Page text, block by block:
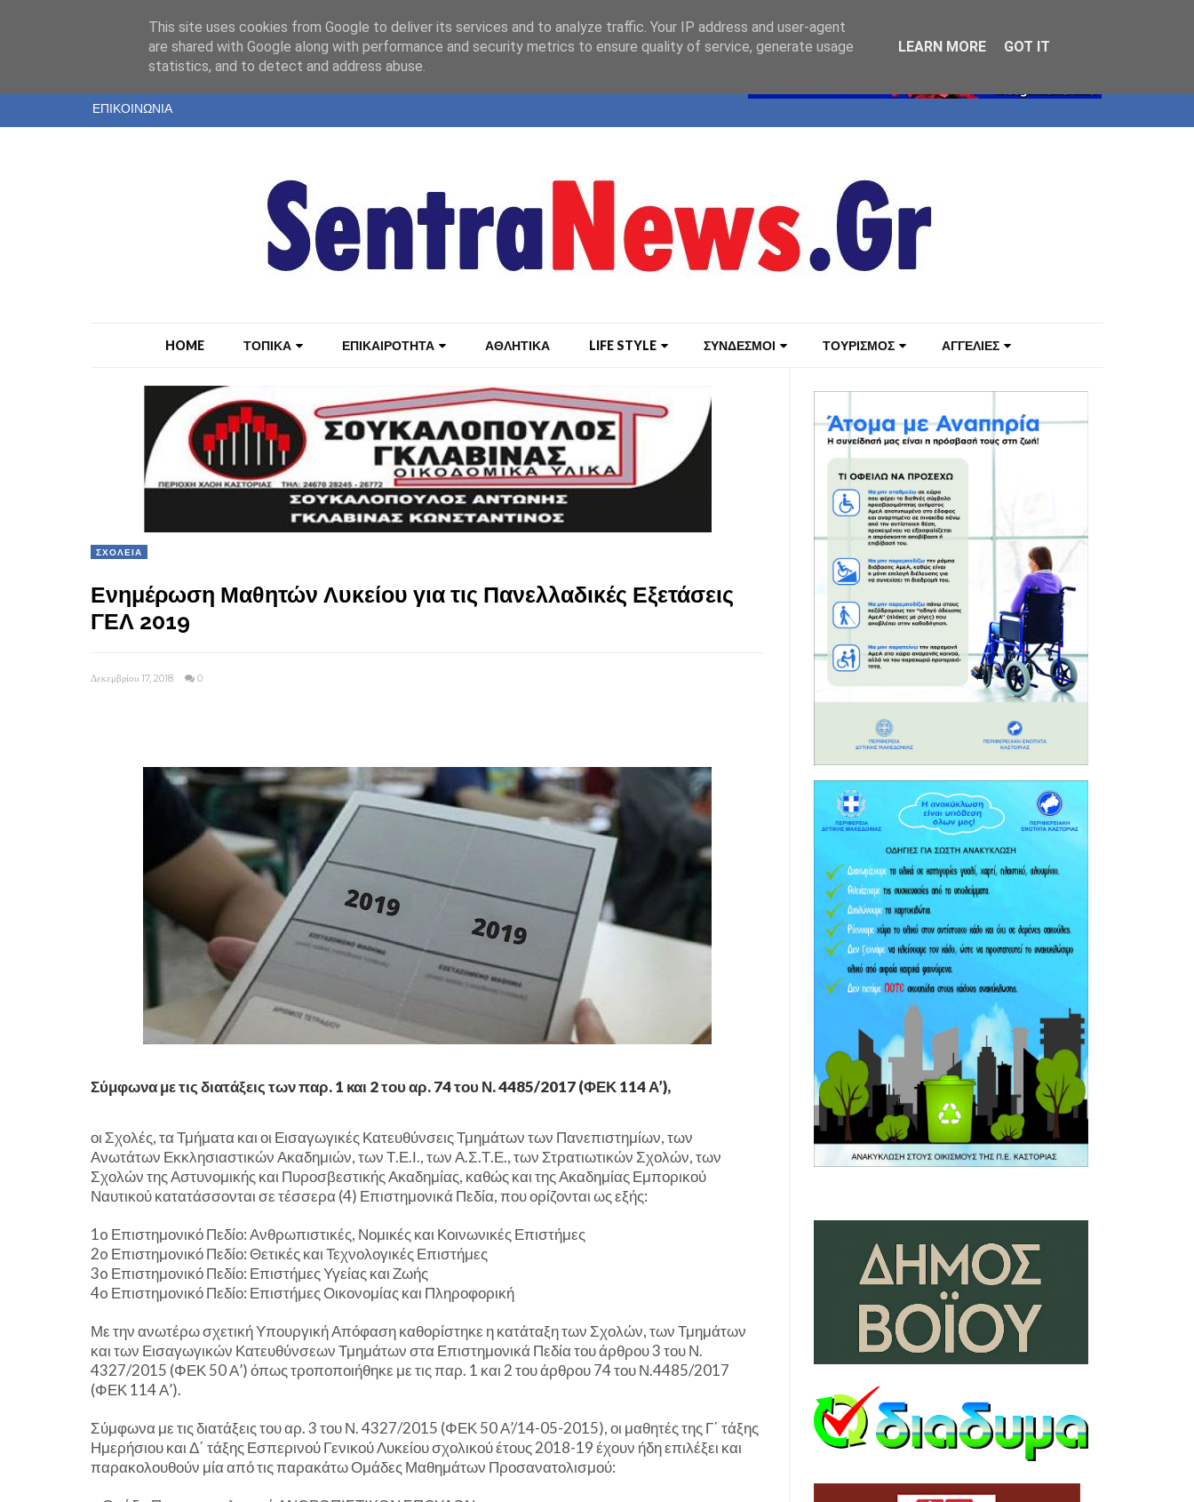
ΤΑΥΤΟΤΗΤΑ
ΕΝΤΥΠΗ ΕΚΔΟΣΗ
ΕΠΙΚΟΙΝΩΝΙΑ
HOME ΤΟΠΙΚΑ ΕΠΙΚΑΙΡΟΤΗΤΑ ΑΘΛΗΤΙΚΑ LIFE STYLE ΣΥΝΔΕΣΜΟΙ ΤΟΥΡΙΣΜΟΣ ΑΓΓΕΛΙΕΣ
ΣΧΟΛΕΙΑ
Ενημέρωση Μαθητών Λυκείου για τις Πανελλαδικές Εξετάσεις
ΓΕΛ 2019
Δεκεμβρίου 17, 2018 0
Σύμφωνα με τις διατάξεις των παρ. 1 και 2 του αρ. 74 του Ν. 4485/2017 (ΦΕΚ 114 Α’),
οι Σχολές, τα Τμήματα και οι Εισαγωγικές Κατευθύνσεις Τμημάτων των Πανεπιστημίων, των
Ανωτάτων Εκκλησιαστικών Ακαδημιών, των Τ.Ε.Ι., των Α.Σ.Τ.Ε., των Στρατιωτικών Σχολών, των
Σχολών της Αστυνομικής και Πυροσβεστικής Ακαδημίας, καθώς και της Ακαδημίας Εμπορικού
Ναυτικού κατατάσσονται σε τέσσερα (4) Επιστημονικά Πεδία, που ορίζονται ως εξής:
1o Επιστημονικό Πεδίο: Ανθρωπιστικές, Νομικές και Κοινωνικές Επιστήμες
2o Επιστημονικό Πεδίο: Θετικές και Τεχνολογικές Επιστήμες
3o Επιστημονικό Πεδίο: Επιστήμες Υγείας και Ζωής
4o Επιστημονικό Πεδίο: Επιστήμες Οικονομίας και Πληροφορική
Με την ανωτέρω σχετική Υπουργική Απόφαση καθορίστηκε η κατάταξη των Σχολών, των Τμημάτων
και των Εισαγωγικών Κατευθύνσεων Τμημάτων στα Επιστημονικά Πεδία του άρθρου 3 του Ν.
4327/2015 (ΦΕΚ 50 Α’) όπως τροποποιήθηκε με τις παρ. 1 και 2 του άρθρου 74 του Ν.4485/2017
(ΦΕΚ 114 Α’).
Σύμφωνα με τις διατάξεις του αρ. 3 του Ν. 4327/2015 (ΦΕΚ 50 Α’/14-05-2015), οι μαθητές της Γ΄ τάξης
Ημερήσιου και Δ΄ τάξης Εσπερινού Γενικού Λυκείου σχολικού έτους 2018-19 έχουν ήδη επιλέξει και
παρακολουθούν μία από τις παρακάτω Ομάδες Μαθημάτων Προσανατολισμού:
This site uses cookies from Google to deliver its services and to analyze traffic. Your IP address and user-agent
are shared with Google along with performance and security metrics to ensure quality of service, generate usage
statistics, and to detect and address abuse.
LEARN MORE GOT IT